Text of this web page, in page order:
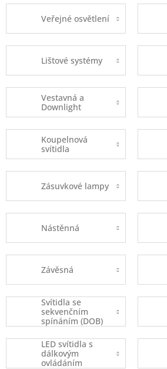
Veřejné osvětlení
Lištové systémy
Vestavná a
Downlight
Koupelnová
svítidla
Zásuvkové lampy
Nástěnná
Závěsná
Svítidla se
sekvenčním
spínáním (DOB)
LED svítidla s
dálkovým
ovládáním